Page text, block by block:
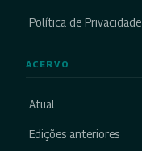
Política de Privacidade
ACERVO
Atual
Edições anteriores